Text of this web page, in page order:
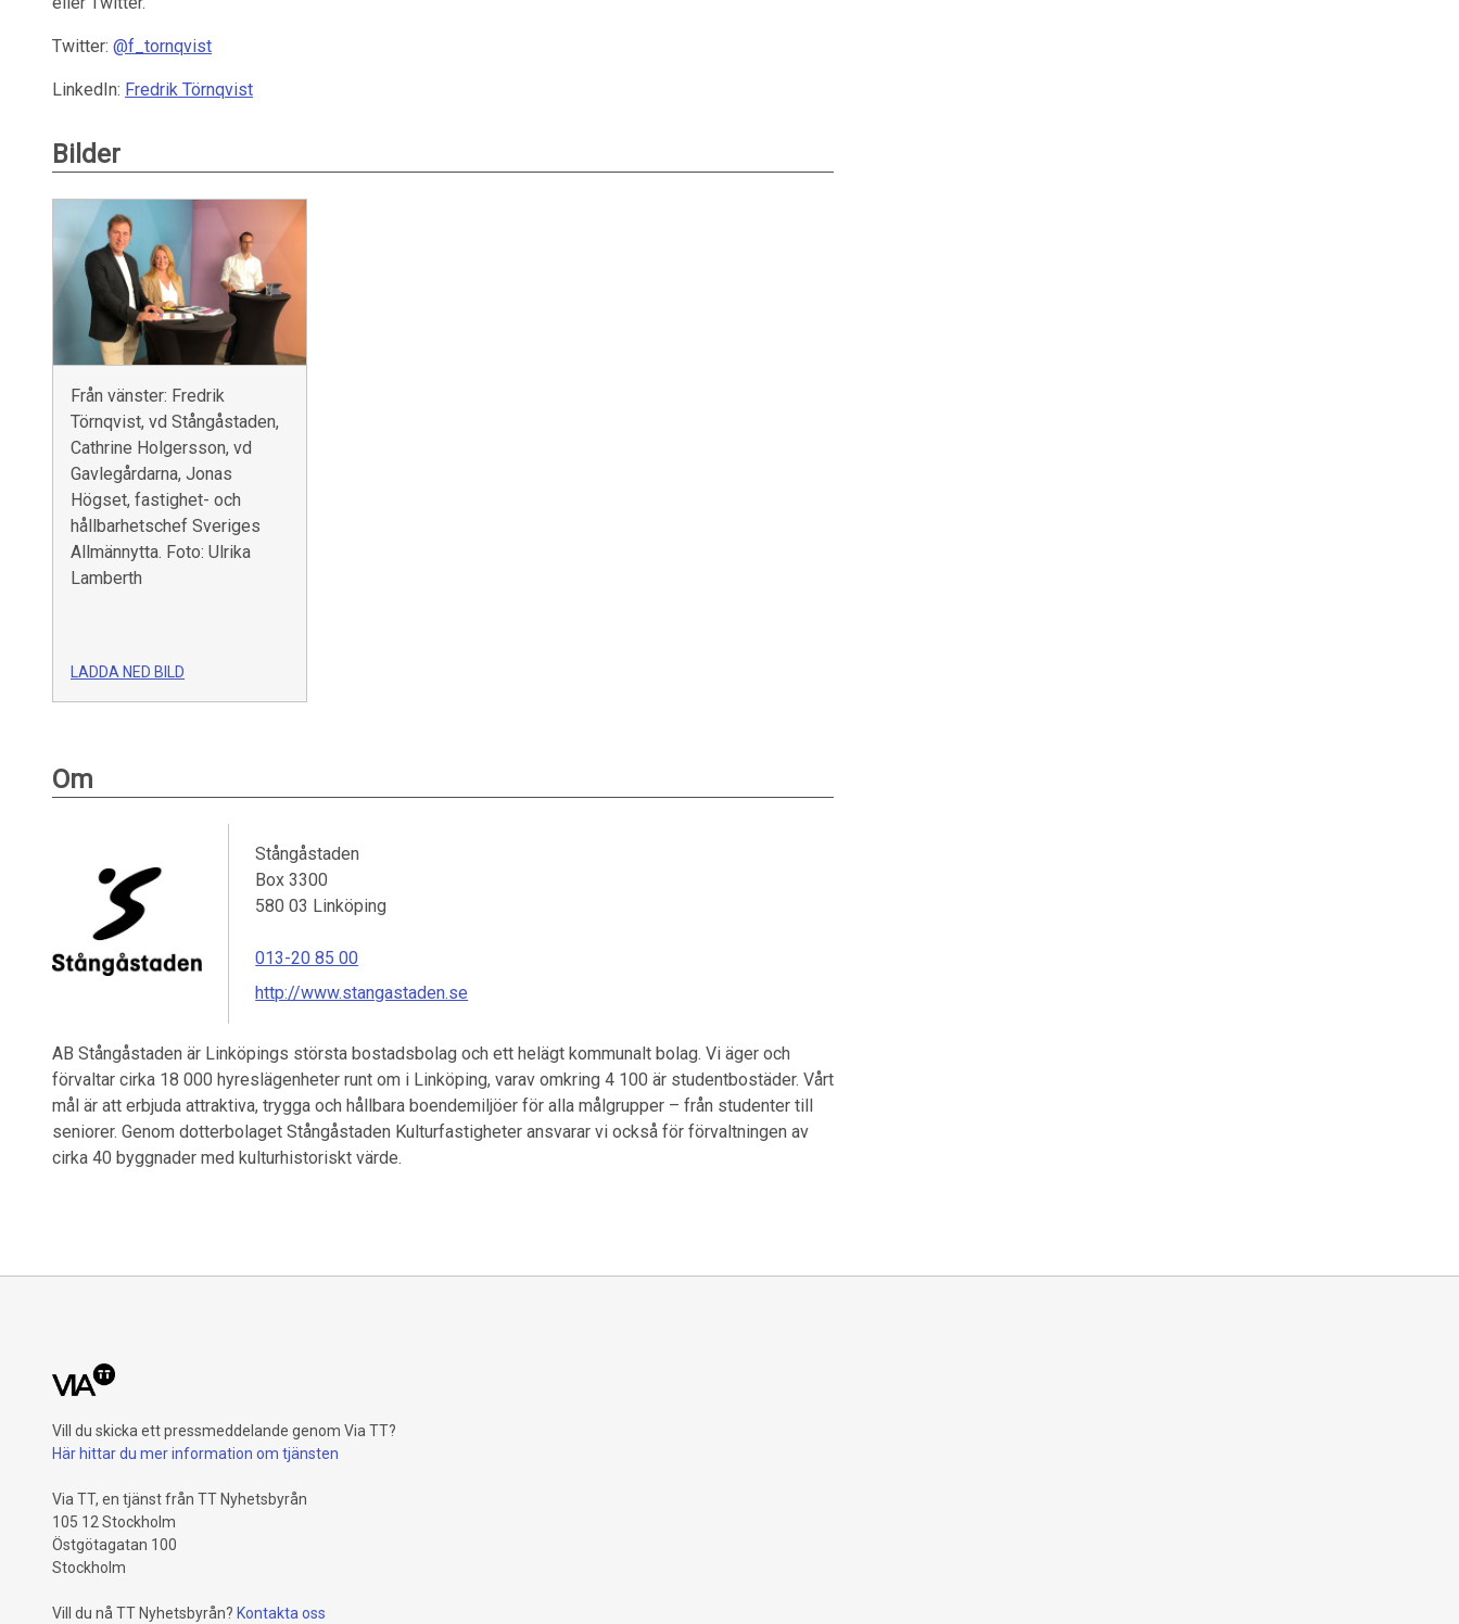
Twitter: @f_tornqvist
LinkedIn: Fredrik Törnqvist
Bilder
Från vänster: Fredrik
Törnqvist, vd Stångåstaden,
Cathrine Holgersson, vd
Gavlegårdarna, Jonas
Högset, fastighet- och
hållbarhetschef Sveriges
Allmännytta. Foto: Ulrika
Lamberth
LADDA NED BILD
Om
Stångåstaden
Box 3300
580 03 Linköping
013-20 85 00
http://www.stangastaden.se
AB Stångåstaden är Linköpings största bostadsbolag och ett helägt kommunalt bolag. Vi äger och
förvaltar cirka 18 000 hyreslägenheter runt om i Linköping, varav omkring 4 100 är studentbostäder. Vårt
mål är att erbjuda attraktiva, trygga och hållbara boendemiljöer för alla målgrupper – från studenter till
seniorer. Genom dotterbolaget Stångåstaden Kulturfastigheter ansvarar vi också för förvaltningen av
cirka 40 byggnader med kulturhistoriskt värde.
Vill du skicka ett pressmeddelande genom Via TT?
Här hittar du mer information om tjänsten
Via TT, en tjänst från TT Nyhetsbyrån
105 12 Stockholm
Östgötagatan 100
Stockholm
Vill du nå TT Nyhetsbyrån? Kontakta oss